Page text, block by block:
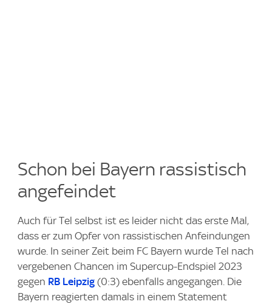
Schon bei Bayern rassistisch
angefeindet
Auch für Tel selbst ist es leider nicht das erste Mal,
dass er zum Opfer von rassistischen Anfeindungen
wurde. In seiner Zeit beim FC Bayern wurde Tel nach
vergebenen Chancen im Supercup-Endspiel 2023
gegen RB Leipzig (0:3) ebenfalls angegangen. Die
Bayern reagierten damals in einem Statement